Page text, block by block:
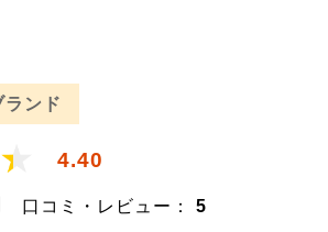
ランド
4.40
口コミ・レビュー： 5